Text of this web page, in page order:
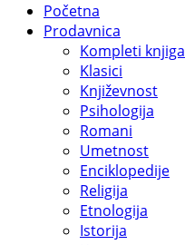
Početna
Prodavnica
Kompleti knjiga
Klasici
Književnost
Psihologija
Romani
Umetnost
Enciklopedije
Religija
Etnologija
Istorija